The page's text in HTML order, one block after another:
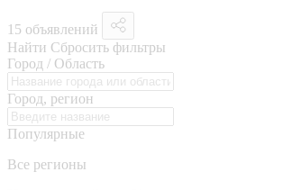
15 объявлений
Найти Сбросить фильтры
Город / Область
Город, регион
Популярные
Все регионы